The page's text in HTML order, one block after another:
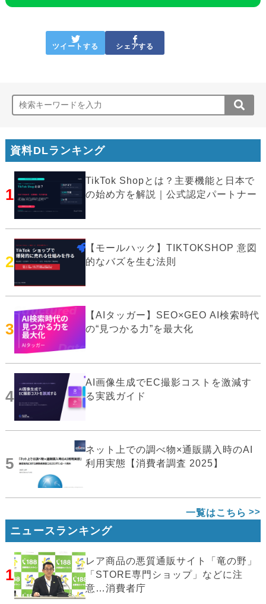
ツイートする シェアする
資料DLランキング
1
TikTok Shopとは？主要機能と日本で
の始め方を解説｜公式認定パートナー
2
【モールハック】TIKTOKSHOP 意図
的なバズを生む法則
3
【AIタッガー】SEO×GEO AI検索時代
の“見つかる力”を最大化
4
AI画像生成でEC撮影コストを激減す
る実践ガイド
5
ネット上での調べ物×通販購入時のAI
利用実態【消費者調査 2025】
一覧はこちら
ニュースランキング
1
レア商品の悪質通販サイト「竜の野」
「STORE専門ショップ」などに注
意…消費者庁